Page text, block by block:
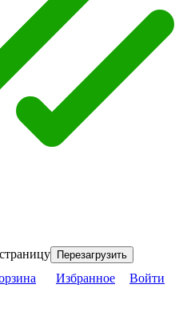
Перезагрузить
Избранное Войти